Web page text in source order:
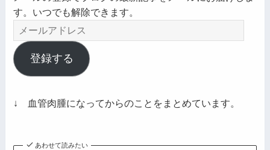
す。いつでも解除できます。
ー
ル
ア
レ
登録する
↓ 血管肉腫になってからのことをまとめています。
あわせて読みたい